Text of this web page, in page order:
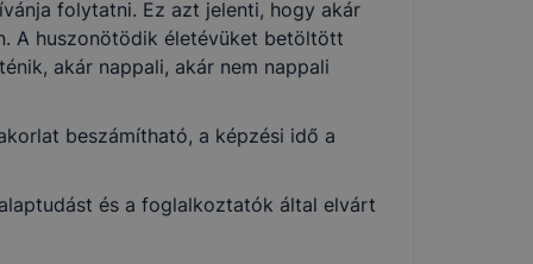
folytatni. Ez azt jelenti, hogy akár
A huszonötödik életévüket betöltött
akár nappali, akár nem nappali
beszámítható, a képzési idő a
és a foglalkoztatók által elvárt